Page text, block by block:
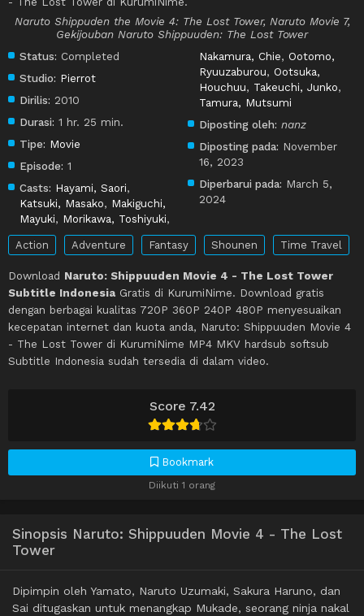
Score 7.42
Bookmark
Diikuti 1 orang
Naruto Shippuden the Movie 4: The Lost Tower, Naruto Movie 7,
Gekijouban Naruto Shippuuden: The Lost Tower
Status: Completed
Studio: Pierrot
Dirilis: 2010
Durasi: 1 hr. 25 min.
Tipe: Movie
Episode: 1
Casts: Hayami, Saori,
Katsuki, Masako, Makiguchi,
Mayuki, Morikawa, Toshiyuki,
Nakamura, Chie, Ootomo,
Ryuuzaburou, Ootsuka,
Houchuu, Takeuchi, Junko,
Tamura, Mutsumi
Diposting oleh: nanz
Diposting pada: November
16, 2023
Diperbarui pada: March 5,
2024
Action Adventure Fantasy Shounen Time Travel
Download Naruto: Shippuuden Movie 4 - The Lost Tower
Subtitle Indonesia Gratis di KurumiNime. Download gratis
dengan berbagai kualitas 720P 360P 240P 480P menyesuaikan
kecepatan internet dan kuota anda, Naruto: Shippuuden Movie 4
- The Lost Tower di KurumiNime MP4 MKV hardsub softsub
Subtitle Indonesia sudah tersedia di dalam video.
Sinopsis Naruto: Shippuuden Movie 4 - The Lost
Tower
Dipimpin oleh Yamato, Naruto Uzumaki, Sakura Haruno, dan
Sai ditugaskan untuk menangkap Mukade, seorang ninja nakal